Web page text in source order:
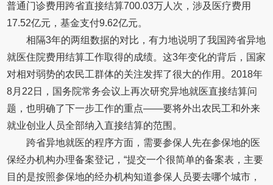
普通门诊费用跨省直接结算700.03万人次，涉及医疗费用
17.52亿元，基金支付9.62亿元。
相隔3年的两组数据的对比，有力地说明了我国跨省异地
就医住院费用结算工作取得的成绩。这3年变化的背后，国家
对相对弱势的农民工群体的关注发挥了很大的作用。2018年
8月22日，国务院常务会议上再次研究异地就医直接结算问
题，也明确了下一步工作的重点——要将外出农民工和外来
就业创业人员全部纳入直接结算的范围。
跨省异地就医的程序方面，需要参保人先在参保地的医
保经办机构办理备案登记，“提交一个很简单的备案表，主要
目的是按照参保地的经办机构知道参保人员要去哪个城市，